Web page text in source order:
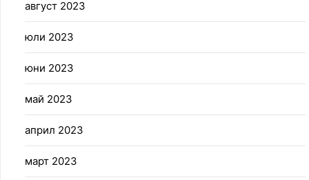
август 2023
юли 2023
юни 2023
май 2023
април 2023
март 2023